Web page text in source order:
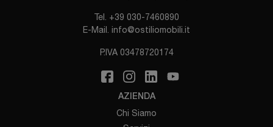
Tel. +39 030-7460890
E-Mail. info@ostiliomobili.it
P.IVA 03478720174
AZIENDA
Chi Siamo